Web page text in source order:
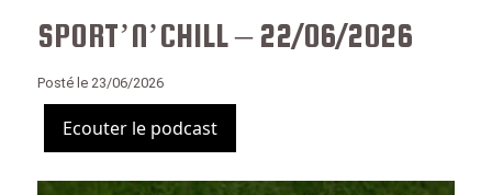
SPORT’N’CHILL – 22/06/2026
Posté le 23/06/2026
Ecouter le podcast